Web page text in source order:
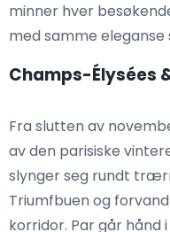
minner hver
med samme
Champs-Élysées
Fra slutten av
av den parisiske
slynger seg rundt
Triumfbuen og
korridor. Par går